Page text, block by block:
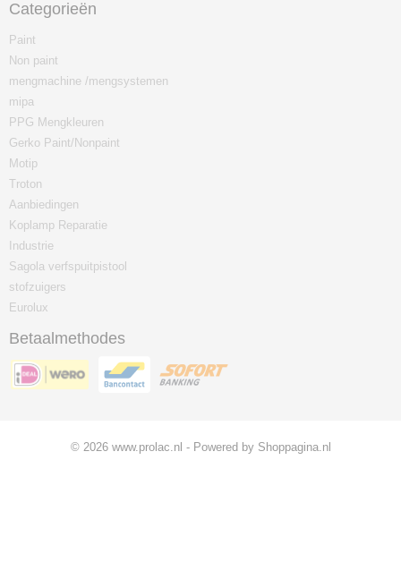
Categorieën
Paint
Non paint
mengmachine /mengsystemen
mipa
PPG Mengkleuren
Gerko Paint/Nonpaint
Motip
Troton
Aanbiedingen
Koplamp Reparatie
Industrie
Sagola verfspuitpistool
stofzuigers
Eurolux
Betaalmethodes
© 2026 www.prolac.nl - Powered by Shoppagina.nl